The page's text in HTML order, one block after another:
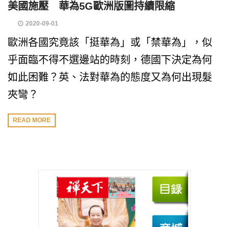
美國施壓 華為5G歐洲版圖持續限縮
2020-09-01
歐洲各國究竟該「挺華為」或「禁華為」，似
乎面臨不得不選邊站的時刻，德國下決定為何
如此困難？英、法對華為的態度又為何出現髮
夾彎？
READ MORE